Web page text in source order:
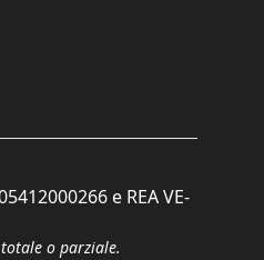
e REA VE-
o parziale.